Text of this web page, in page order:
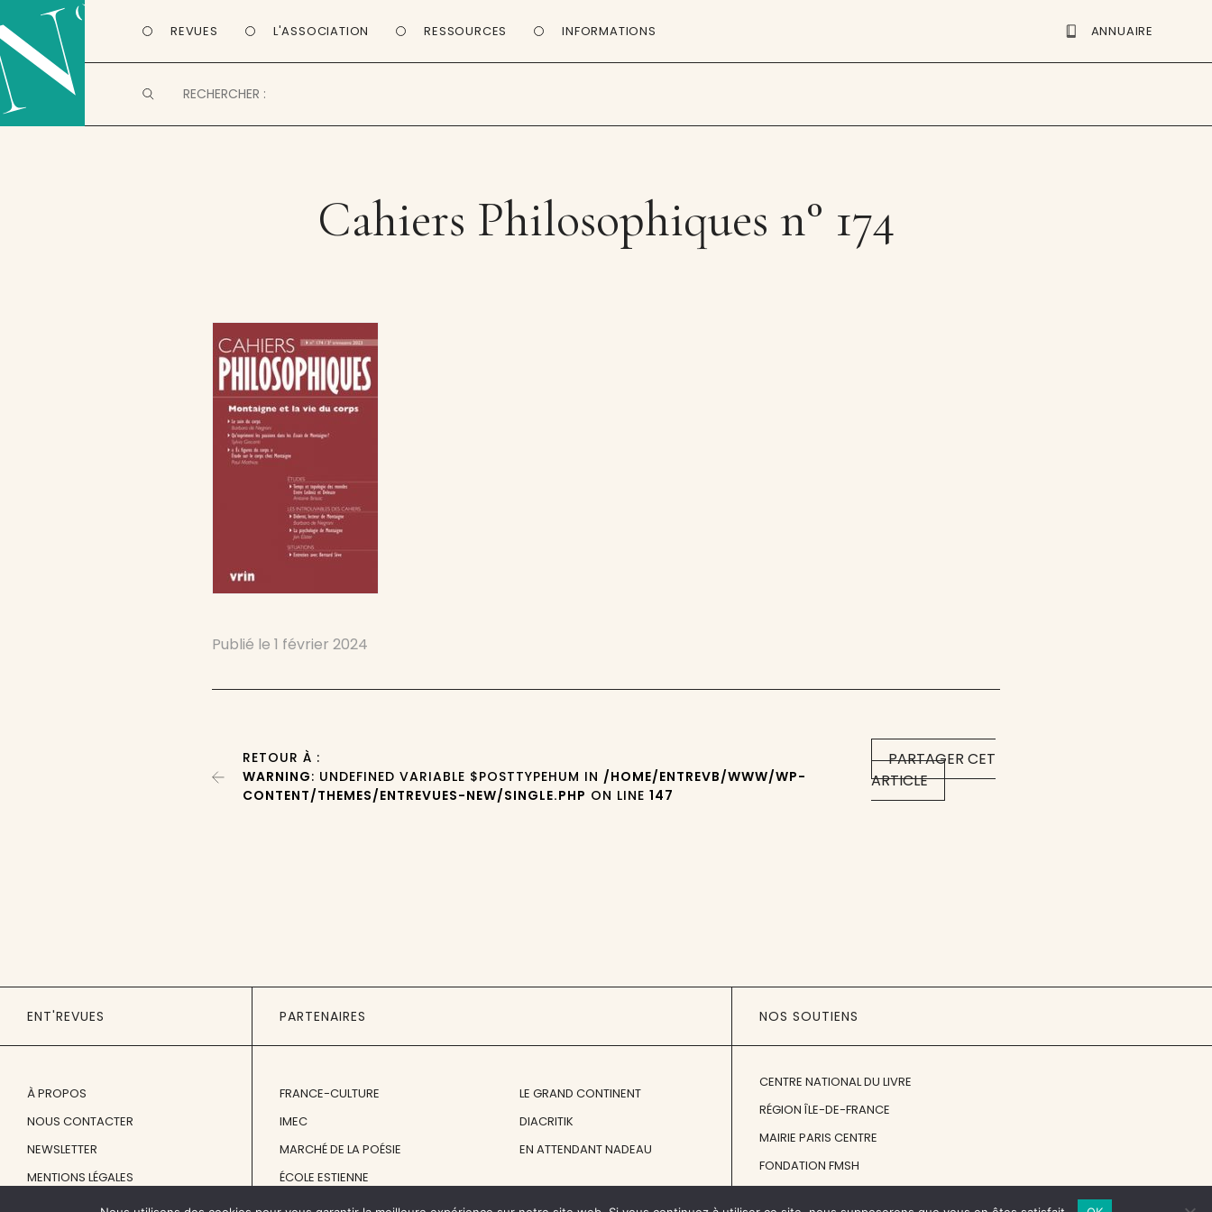
REVUES L'ASSOCIATION RESSOURCES INFORMATIONS ANNUAIRE
Cahiers Philosophiques n° 174
Publié le1 février 2024
PARTAGER CET
ARTICLE
RETOUR À :
WARNING: UNDEFINED VARIABLE $POSTTYPEHUM IN /HOME/ENTREVB/WWW/WP-
CONTENT/THEMES/ENTREVUES-NEW/SINGLE.PHP ON LINE147
ENT'REVUES
À PROPOS
NOUS CONTACTER
NEWSLETTER
MENTIONS LÉGALES
PARTENAIRES
FRANCE-CULTURE
IMEC
MARCHÉ DE LA POÉSIE
ÉCOLE ESTIENNE
LE GRAND CONTINENT
DIACRITIK
EN ATTENDANT NADEAU
NOS SOUTIENS
CENTRE NATIONAL DU LIVRE
RÉGION ÎLE-DE-FRANCE
MAIRIE PARIS CENTRE
FONDATION FMSH